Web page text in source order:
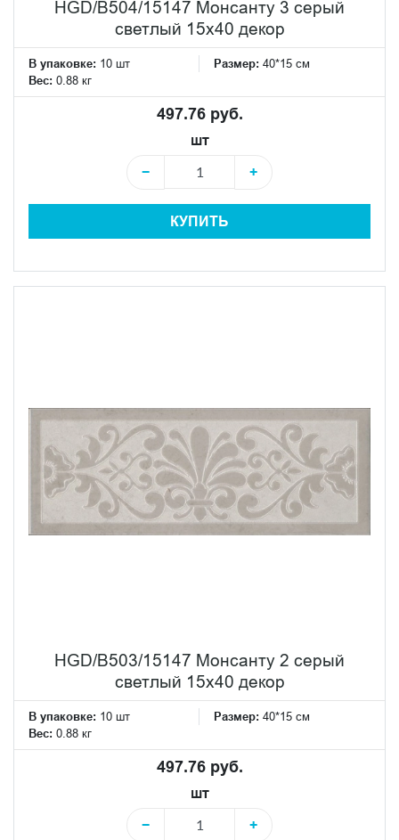
HGD/B504/15147 Монсанту 3 серый
светлый 15х40 декор
В упаковке: 10 шт Размер: 40*15 см
Вес: 0.88 кг
497.76 руб.
шт
−
+
КУПИТЬ
HGD/B503/15147 Монсанту 2 серый
светлый 15х40 декор
В упаковке: 10 шт Размер: 40*15 см
Вес: 0.88 кг
497.76 руб.
шт
−
+